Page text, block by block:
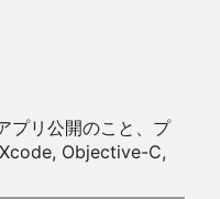
プリ公開のこと、プ
Objective-C,